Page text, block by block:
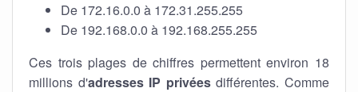
De 172.16.0.0 à 172.31.255.255
De 192.168.0.0 à 192.168.255.255
Ces trois plages de chiffres permettent environ 18
millions d'adresses IP privéesdifférentes. Comme